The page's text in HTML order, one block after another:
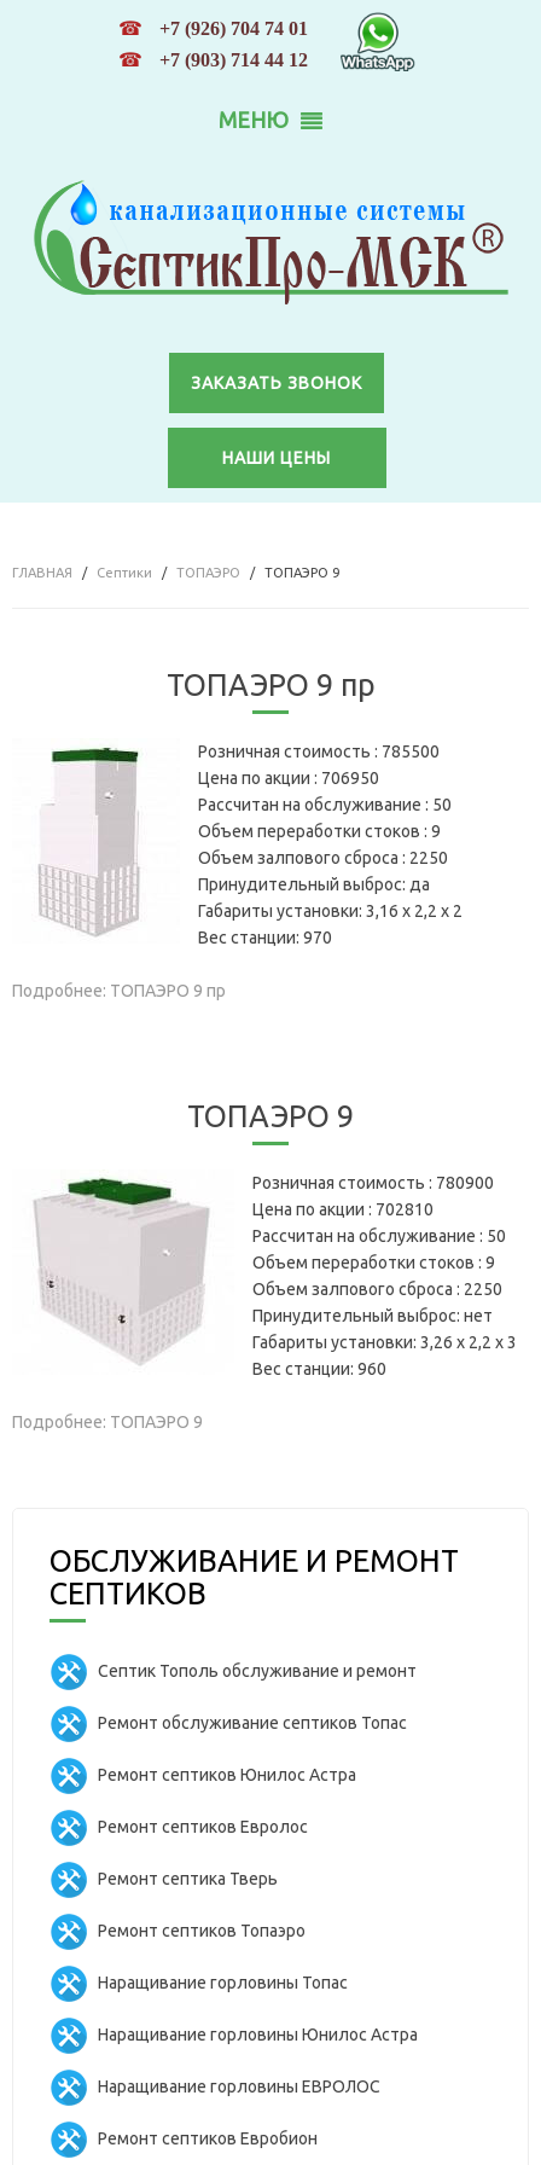
☎ +7 (926) 704 74 01
☎ +7 (903) 714 44 12
МЕНЮ
ЗАКАЗАТЬ ЗВОНОК
НАШИ ЦЕНЫ
ГЛАВНАЯ Септики ТОПАЭРО ТОПАЭРО 9
ТОПАЭРО 9 пр
Розничная стоимость : 785500
Цена по акции : 706950
Рассчитан на обслуживание : 50
Объем переработки стоков : 9
Объем залпового сброса : 2250
Принудительный выброс: да
Габариты установки: 3,16 х 2,2 х 2
Вес станции: 970
Подробнее: ТОПАЭРО 9 пр
ТОПАЭРО 9
Розничная стоимость : 780900
Цена по акции : 702810
Рассчитан на обслуживание : 50
Объем переработки стоков : 9
Объем залпового сброса : 2250
Принудительный выброс: нет
Габариты установки: 3,26 х 2,2 х 3
Вес станции: 960
Подробнее: ТОПАЭРО 9
ОБСЛУЖИВАНИЕ И РЕМОНТ
СЕПТИКОВ
Септик Тополь обслуживание и ремонт
Ремонт обслуживание септиков Топас
Ремонт септиков Юнилос Астра
Ремонт септиков Евролос
Ремонт септика Тверь
Ремонт септиков Топаэро
Наращивание горловины Топас
Наращивание горловины Юнилос Астра
Наращивание горловины ЕВРОЛОС
Ремонт септиков Евробион